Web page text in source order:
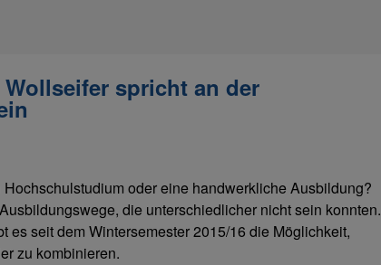
spricht an der
oder eine handwerkliche Ausbildung?
die unterschiedlicher nicht sein konnten.
es seit dem Wintersemester 2015/16 die Möglichkeit,
zu kombinieren.